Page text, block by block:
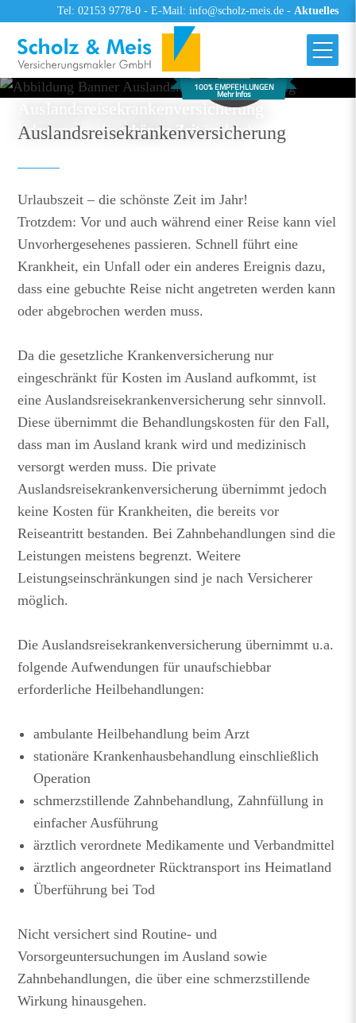
Tel: 02153 9778-0- E-Mail: info@scholz-meis.de- Aktuelles
100% EMPFEHLUNGEN
Mehr Infos
Auslandsreisekrankenversicherung
Urlaubszeit – dieschönste Zeitim Jahr!
Auslandsreisekrankenversicherung
Urlaubszeit – die schönste Zeit im Jahr!
Trotzdem: Vor und auch während einer Reise kann viel
Unvorhergesehenes passieren. Schnell führt eine
Krankheit, ein Unfall oder ein anderes Ereignis dazu,
dass eine gebuchte Reise nicht angetreten werden kann
oder abgebrochen werden muss.
Da die gesetzliche Krankenversicherung nur
eingeschränkt für Kosten im Ausland aufkommt, ist
eine Auslandsreisekrankenversicherung sehr sinnvoll.
Diese übernimmt die Behandlungskosten für den Fall,
dass man im Ausland krank wird und medizinisch
versorgt werden muss. Die private
Auslandsreisekrankenversicherung übernimmt jedoch
keine Kosten für Krankheiten, die bereits vor
Reiseantritt bestanden. Bei Zahnbehandlungen sind die
Leistungen meistens begrenzt. Weitere
Leistungseinschränkungen sind je nach Versicherer
möglich.
Die Auslandsreisekrankenversicherung übernimmt u.a.
folgende Aufwendungen für unaufschiebbar
erforderliche Heilbehandlungen:
ambulante Heilbehandlung beim Arzt
stationäre Krankenhausbehandlung einschließlich
Operation
schmerzstillende Zahnbehandlung, Zahnfüllung in
einfacher Ausführung
ärztlich verordnete Medikamente und Verbandmittel
ärztlich angeordneter Rücktransport ins Heimatland
Überführung bei Tod
Nicht versichert sind Routine- und
Vorsorgeuntersuchungen im Ausland sowie
Zahnbehandlungen, die über eine schmerzstillende
Wirkung hinausgehen.